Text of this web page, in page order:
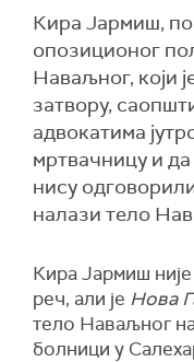
Кира Јармиш,
опозиционог
Наваљног, који
затвору,
адвокатима
мртвачницу и
нису
налази тело
Кира Јармиш није
реч, али је Нова
тело Наваљног
болници у